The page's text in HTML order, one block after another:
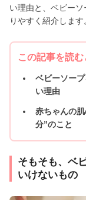
い理由と、ベビー
りやすく紹介します
この記事を読
ベビーソー
い理由
赤ちゃんの
分”のこと
そもそも、ベ
いけないもの